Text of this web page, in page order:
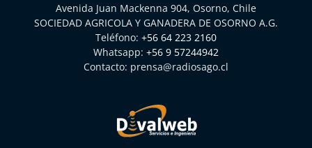
Avenida Juan Mackenna 904, Osorno, Chile
SOCIEDAD AGRICOLA Y GANADERA DE OSORNO A.G.
Teléfono: +56 64 223 2160
Whatsapp: +56 9 57244942
Contacto: prensa@radiosago.cl